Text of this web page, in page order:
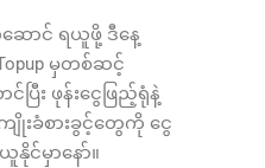
ောင် ရယူဖို့ ဒီနေ့
မှတစ်ဆင့်
ြီး ဖုန်းငွေဖြည့်ရုံနဲ့
းခံစားခွင့်တွေကို ငွေ
င်မှာနော်။